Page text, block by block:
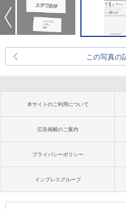
この写真の
本サイトのご利用について
広告掲載のご案内
プライバシーポリシー
インプレスグループ